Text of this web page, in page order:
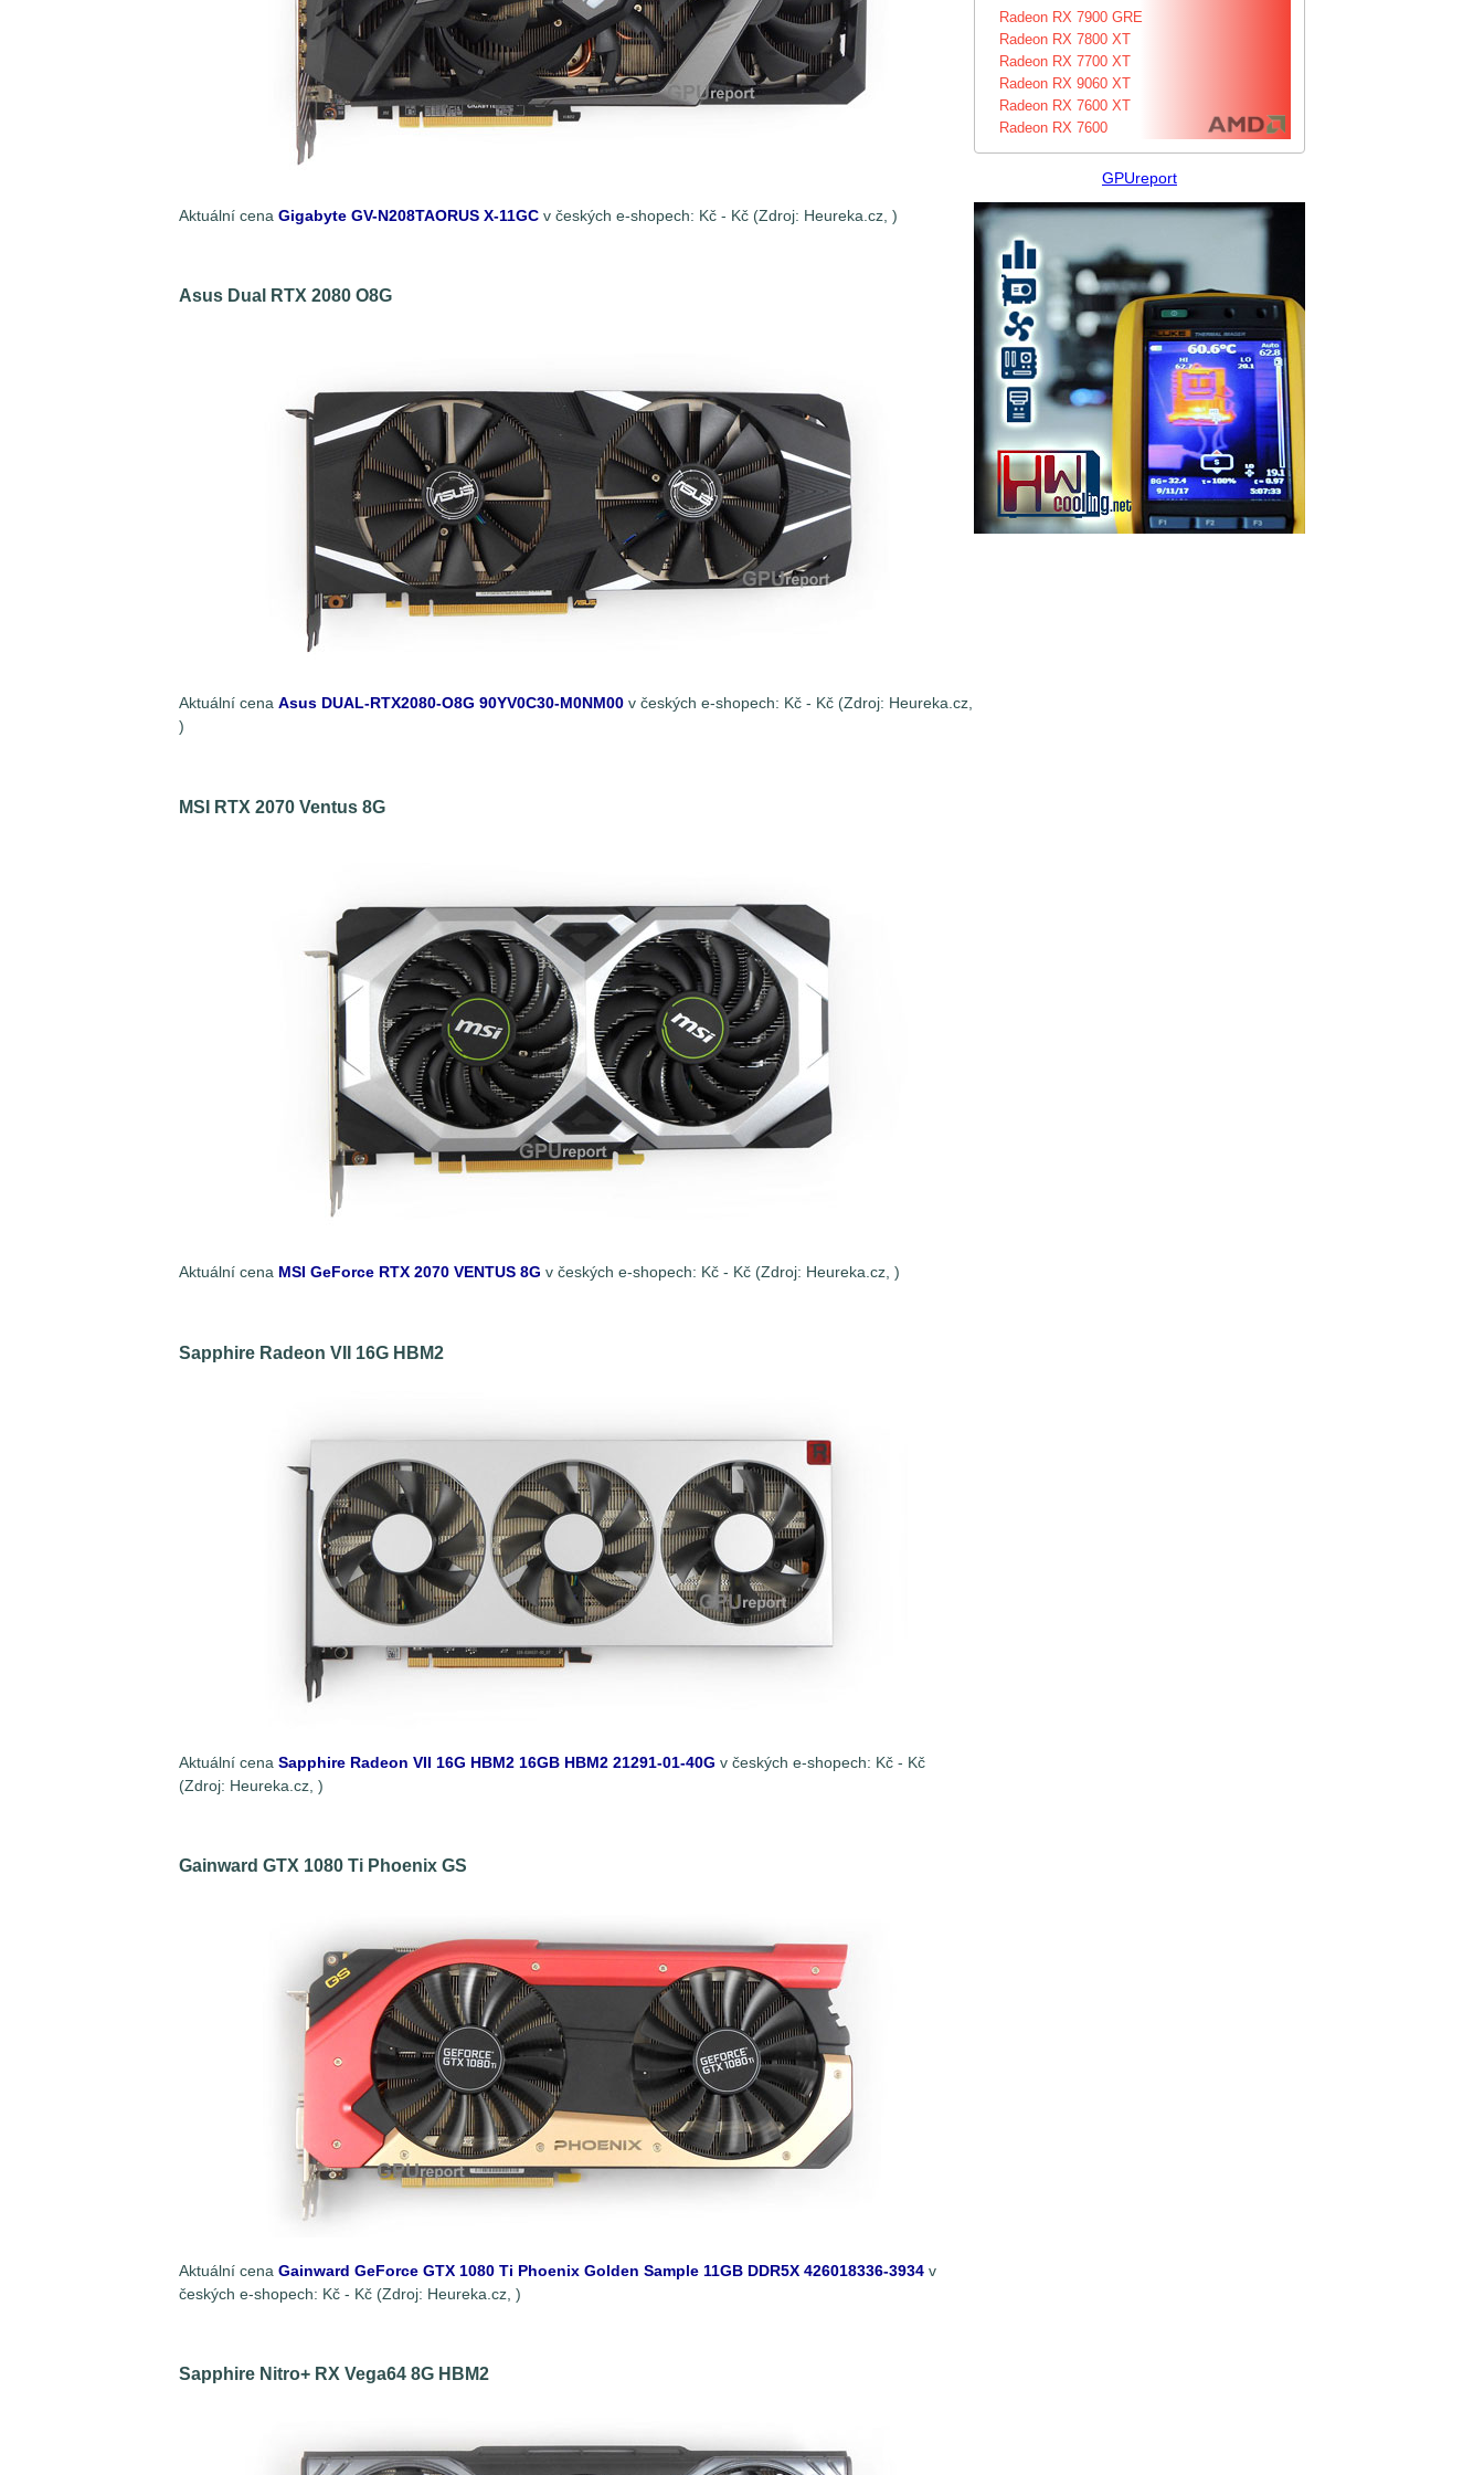
Aktuální cena Gigabyte GV-N208TAORUS X-11GC v českých e-shopech: Kč - Kč (Zdroj: Heureka.cz, )
Asus Dual RTX 2080 O8G
Aktuální cena Asus DUAL-RTX2080-O8G 90YV0C30-M0NM00 v českých e-shopech: Kč - Kč (Zdroj: Heureka.cz,
)
MSI RTX 2070 Ventus 8G
Aktuální cena MSI GeForce RTX 2070 VENTUS 8G v českých e-shopech: Kč - Kč (Zdroj: Heureka.cz, )
Sapphire Radeon VII 16G HBM2
Aktuální cena Sapphire Radeon VII 16G HBM2 16GB HBM2 21291-01-40G v českých e-shopech: Kč - Kč
(Zdroj: Heureka.cz, )
Gainward GTX 1080 Ti Phoenix GS
Aktuální cena Gainward GeForce GTX 1080 Ti Phoenix Golden Sample 11GB DDR5X 426018336-3934 v
českých e-shopech: Kč - Kč (Zdroj: Heureka.cz, )
Sapphire Nitro+ RX Vega64 8G HBM2
Radeon RX 7900 GRE
Radeon RX 7800 XT
Radeon RX 7700 XT
Radeon RX 9060 XT
Radeon RX 7600 XT
Radeon RX 7600
GPUreport